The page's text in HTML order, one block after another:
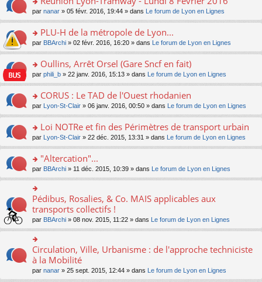
e
pl
u
s
ré
e
lu
le
pl
u
s
c
e
nt
a
e
n
o
lu
le
pl
u
s
e
nt
le
m
e
s
a
g
e
n
lu
le
pl
u
ré
c
e
nt
o
n
ult
er
le
m
e
a
g
e
n
n
le
pl
u
s
ré
c
e
nt
par nanar » 05 févr. 2016, 19:44 » dans Le forum de Lyon en Lignes
o
n
ult
er
le
m
e
a
g
e
n
n
le
pl
u
s
c
nt
PLU-H de la métropole de Lyon...
par BBArchi » 02 févr. 2016, 16:20 » dans Le forum de Lyon en Lignes
o
n
ult
er
le
m
e
a
g
e
n
o
n
lu
le
pl
u
s
ré
e
Oullins, Arrêt Orsel (Gare Sncf en fait)
par phili_b » 22 janv. 2016, 15:13 » dans Le forum de Lyon en Lignes
o
n
ult
er
le
m
e
s
g
e
n
o
n
lu
le
pl
u
CORUS : Le TAD de l'Ouest rhodanien
par Lyon-St-Clair » 06 janv. 2016, 00:50 » dans Le forum de Lyon en Lignes
o
n
ult
er
le
m
e
s
a
e
n
o
n
Loi NOTRe et fin des Périmètres de transport urbain
par Lyon-St-Clair » 22 déc. 2015, 13:31 » dans Le forum de Lyon en Lignes
o
n
s
ult
er
le
m
e
s
s
a
g
e
"Altercation"...
par BBArchi » 11 déc. 2015, 10:39 » dans Le forum de Lyon en Lignes
o
n
ult
er
le
m
e
s
Pédibus, Rosalies, & Co. MAIS applicables aux
transports collectifs !
par BBArchi » 08 nov. 2015, 11:22 » dans Le forum de Lyon en Lignes
o
n
ult
Circulation, Ville, Urbanisme : de l'approche techniciste
à la Mobilité
par nanar » 25 sept. 2015, 12:44 » dans Le forum de Lyon en Lignes